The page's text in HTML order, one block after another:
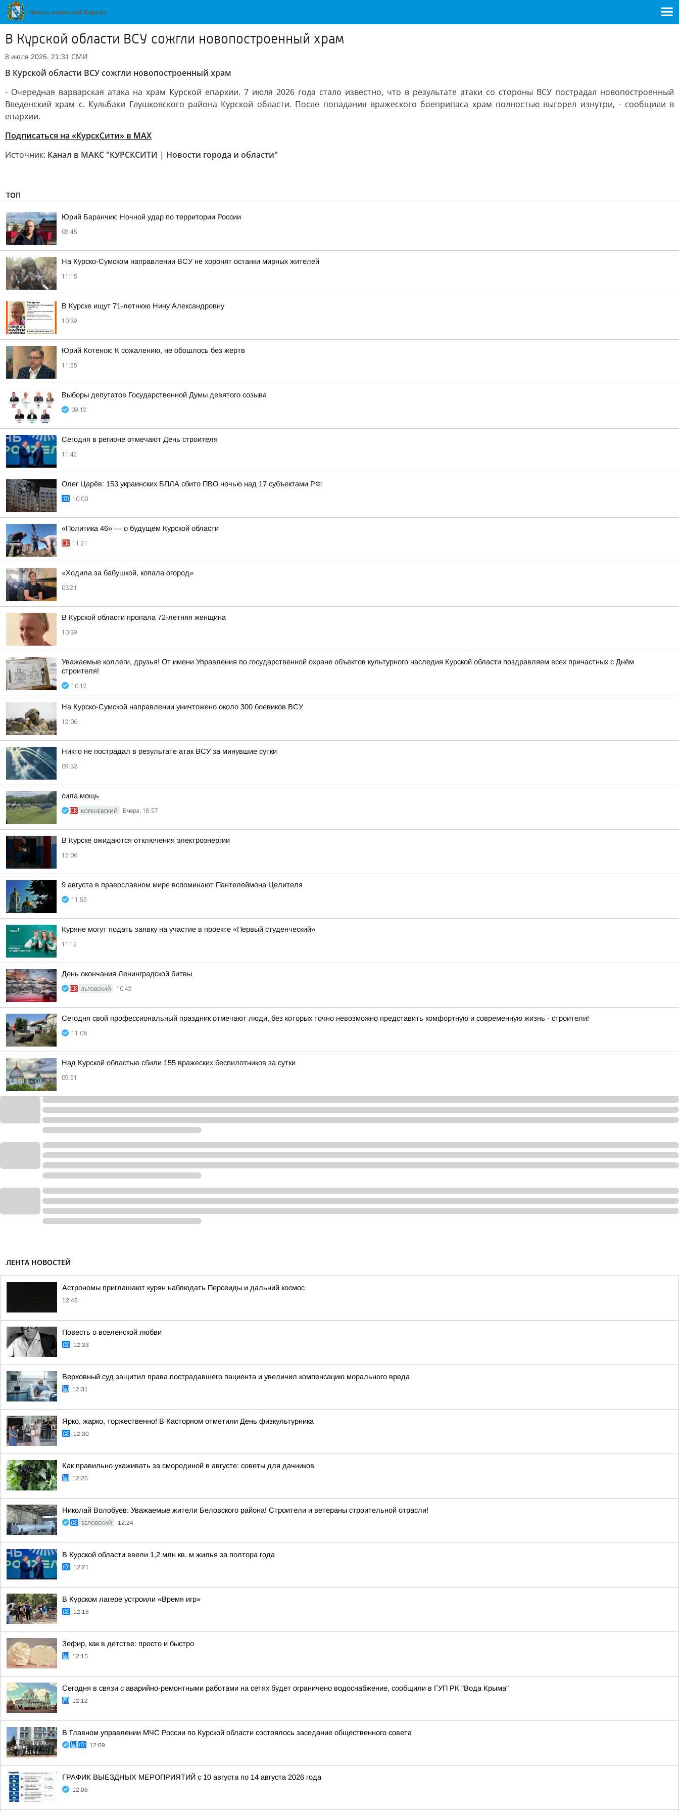
В Курской области ВСУ сожгли новопостроенный храм
8 июля 2026, 21:31 СМИ
В Курской области ВСУ сожгли новопостроенный храм
- Очередная варварская атака на храм Курской епархии. 7 июля 2026 года стало известно, что в результате атаки со стороны ВСУ пострадал новопостроенный
Введенский храм с. Кульбаки Глушковского района Курской области. После попадания вражеского боеприпаса храм полностью выгорел изнутри, - сообщили в
епархии.
Подписаться на «КурскСити» в МАХ
Источник: Канал в МАКС "КУРСКСИТИ | Новости города и области"
ТОП
Юрий Баранчик: Ночной удар по территории России
08:45
На Курско-Сумском направлении ВСУ не хоронят останки мирных жителей
11:15
В Курске ищут 71-летнюю Нину Александровну
10:39
Юрий Котенок: К сожалению, не обошлось без жертв
11:55
Выборы депутатов Государственной Думы девятого созыва
09:12
Сегодня в регионе отмечают День строителя
11:42
Олег Царёв: 153 украинских БПЛА сбито ПВО ночью над 17 субъектами РФ:
10:00
«Политика 46» — о будущем Курской области
11:21
«Ходила за бабушкой, копала огород»
03:21
В Курской области пропала 72-летняя женщина
10:39
Уважаемые коллеги, друзья! От имени Управления по государственной охране объектов культурного наследия Курской области поздравляем всех причастных с Днём
строителя!
10:12
На Курско-Сумской направлении уничтожено около 300 боевиков ВСУ
12:06
Никто не пострадал в результате атак ВСУ за минувшие сутки
09:33
сила мощь
КОРЕНЕВСКИЙ Вчера, 18:57
В Курске ожидаются отключения электроэнергии
12:06
9 августа в православном мире вспоминают Пантелеймона Целителя
11:55
Куряне могут подать заявку на участие в проекте «Первый студенческий»
11:12
День окончания Ленинградской битвы
ЛЬГОВСКИЙ 10:42
Сегодня свой профессиональный праздник отмечают люди, без которых точно невозможно представить комфортную и современную жизнь - строители!
11:06
Над Курской областью сбили 155 вражеских беспилотников за сутки
09:51
ЛЕНТА НОВОСТЕЙ
Астрономы приглашают курян наблюдать Персеиды и дальний космос
12:46
Повесть о вселенской любви
12:33
Верховный суд защитил права пострадавшего пациента и увеличил компенсацию морального вреда
12:31
Ярко, жарко, торжественно! В Касторном отметили День физкультурника
12:30
Как правильно ухаживать за смородиной в августе: советы для дачников
12:25
Николай Волобуев: Уважаемые жители Беловского района! Строители и ветераны строительной отрасли!
БЕЛОВСКИЙ 12:24
В Курской области ввели 1,2 млн кв. м жилья за полтора года
12:21
В Курском лагере устроили «Время игр»
12:15
Зефир, как в детстве: просто и быстро
12:15
Сегодня в связи с аварийно-ремонтными работами на сетях будет ограничено водоснабжение, сообщили в ГУП РК "Вода Крыма"
12:12
В Главном управлении МЧС России по Курской области состоялось заседание общественного совета
12:09
ГРАФИК ВЫЕЗДНЫХ МЕРОПРИЯТИЙ с 10 августа по 14 августа 2026 года
12:06